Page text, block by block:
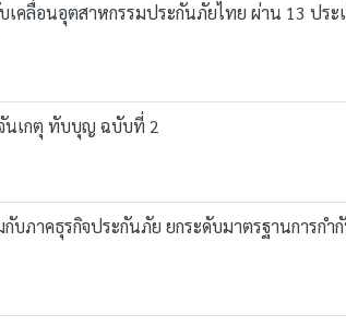
เคลื่อนอุตสาหกรรมประกันภัยไทย ผ่าน 13 ป
นเกตุ ทับบุญ ฉบับที่ 2
บภาคธุรกิจประกันภัย ยกระดับมาตรฐานการก